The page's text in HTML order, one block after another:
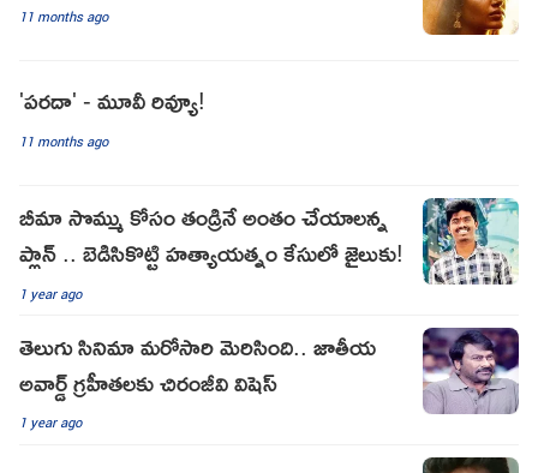
11 months ago
'పరదా' - మూవీ రివ్యూ!
11 months ago
బీమా సొమ్ము కోసం తండ్రినే అంతం చేయాలన్న
ప్లాన్ .. బెడిసికొట్టి హత్యాయత్నం కేసులో జైలుకు!
1 year ago
తెలుగు సినిమా మరోసారి మెరిసింది.. జాతీయ
అవార్డ్ గ్ర‌హీత‌ల‌కు చిరంజీవి విషెస్
1 year ago